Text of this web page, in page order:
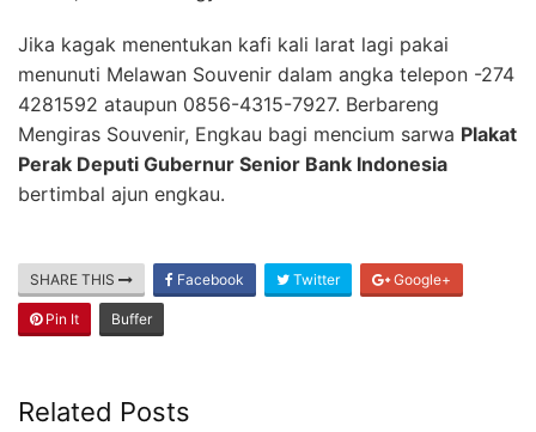
Jika kagak menentukan kafi kali larat lagi pakai
menunuti Melawan Souvenir dalam angka telepon -274
4281592 ataupun 0856-4315-7927. Berbareng
Mengiras Souvenir, Engkau bagi mencium sarwa Plakat
Perak Deputi Gubernur Senior Bank Indonesia
bertimbal ajun engkau.
SHARE THIS Facebook Twitter Google+
Pin It Buffer
Related Posts